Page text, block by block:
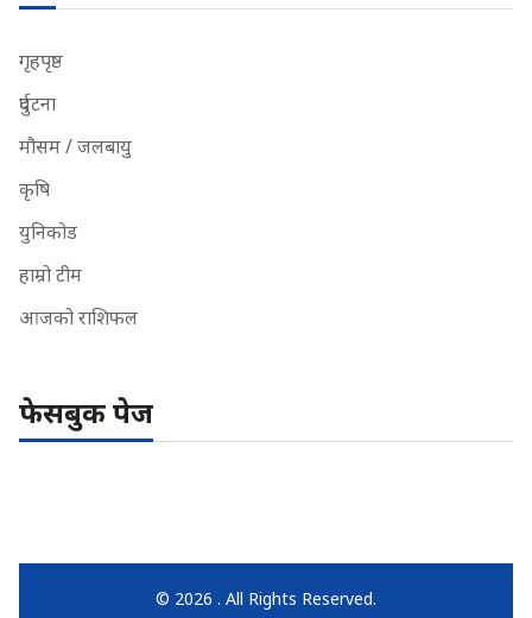
गृहपृष्ठ
दुर्घटना
मौसम / जलबायु
कृषि
युनिकोड
हाम्रो टीम
आजको राशिफल
फेसबुक पेज
© 2026 . All Rights Reserved.